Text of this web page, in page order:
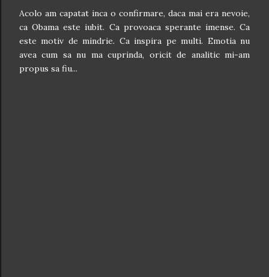
Acolo am capatat inca o confirmare, daca mai era nevoie,
ca Obama este iubit. Ca provoaca sperante imense. Ca
este motiv de mindrie. Ca inspira pe multi. Emotia nu
avea cum sa nu ma cuprinda, oricit de analitic mi-am
propus sa fiu...